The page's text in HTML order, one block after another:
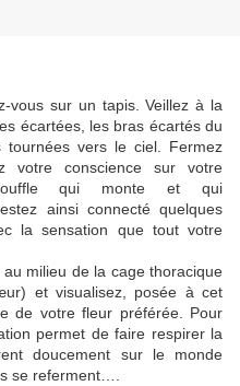
vous sur un tapis. Veillez à la
écartées, les bras écartés du
vers le ciel. Fermez
votre conscience sur votre
qui monte et qui
ainsi connecté quelques
la sensation que tout votre
milieu de la cage thoracique
et visualisez, posée à cet
de votre fleur préférée. Pour
permet de faire respirer la
doucement sur le monde
se referment….